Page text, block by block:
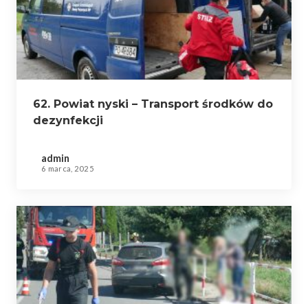
62. Powiat nyski – Transport środków do
dezynfekcji
admin
6 marca, 2025